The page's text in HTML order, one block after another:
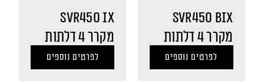
SVR450 BIX
מקרר 4 דלתות
לפרטים נוספים
SVR450 IX
מקרר 4 דלתות
לפרטים נוספים